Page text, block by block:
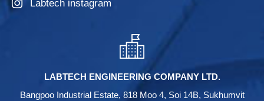
Labtech instagram
LABTECH ENGINEERING COMPANY LTD.
Bangpoo Industrial Estate, 818 Moo 4, Soi 14B, Sukhumvit